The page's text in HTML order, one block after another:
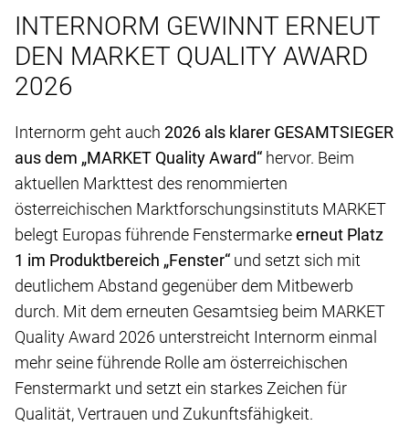
INTERNORM GEWINNT ERNEUT
DEN MARKET QUALITY AWARD
2026
Internorm geht auch 2026 als klarer GESAMTSIEGER
aus dem „MARKET Quality Award“ hervor. Beim
aktuellen Markttest des renommierten
österreichischen Marktforschungsinstituts MARKET
belegt Europas führende Fenstermarkeerneut Platz
1 im Produktbereich „Fenster“ und setzt sich mit
deutlichem Abstand gegenüber dem Mitbewerb
durch. Mit dem erneuten Gesamtsieg beim MARKET
Quality Award 2026 unterstreicht Internorm einmal
mehr seine führende Rolle am österreichischen
Fenstermarkt und setzt ein starkes Zeichen für
Qualität, Vertrauen und Zukunftsfähigkeit.